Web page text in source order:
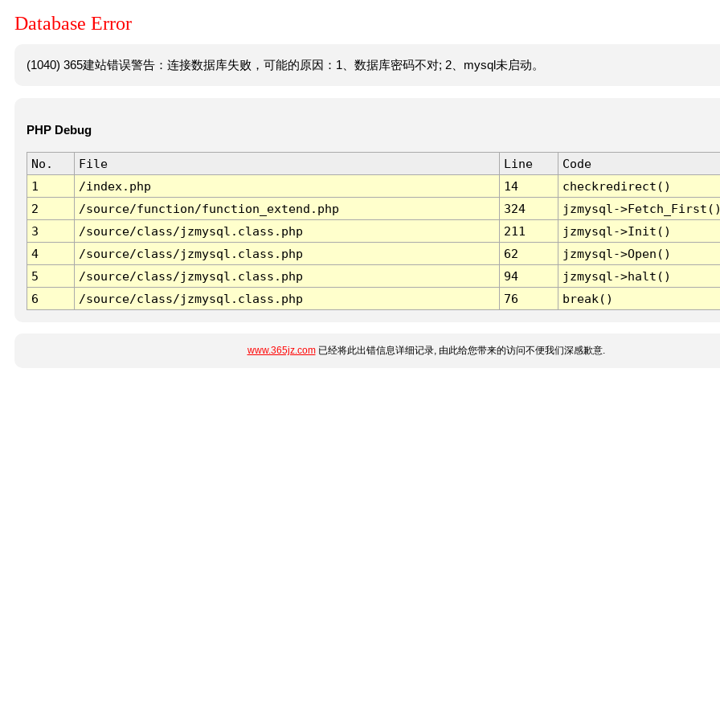
Database Error
(1040) 365建站错误警告：连接数据库失败，可能的原因：1、数据库密码不对; 2、mysql未启动。
PHP Debug
No. File Line
Code
1
/index.php 14
checkredirect()
2
/source/function/function_extend.php 324
jzmysql-
3
/source/class/jzmysql.class.php 211
jzmysql->Init()
4
/source/class/jzmysql.class.php 62
jzmysql->Open()
5
/source/class/jzmysql.class.php 94
jzmysql->halt()
6
/source/class/jzmysql.class.php 76 break()
www.365jz.com已经将此出错信息详细记录, 由此给您带来的访问不便我们深感歉意.